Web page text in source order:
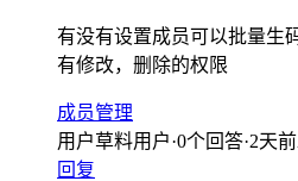
有没有设置成员可以批量生
有修改，删除的权限
成员管理
用户草料用户·0个回答·2天
回复